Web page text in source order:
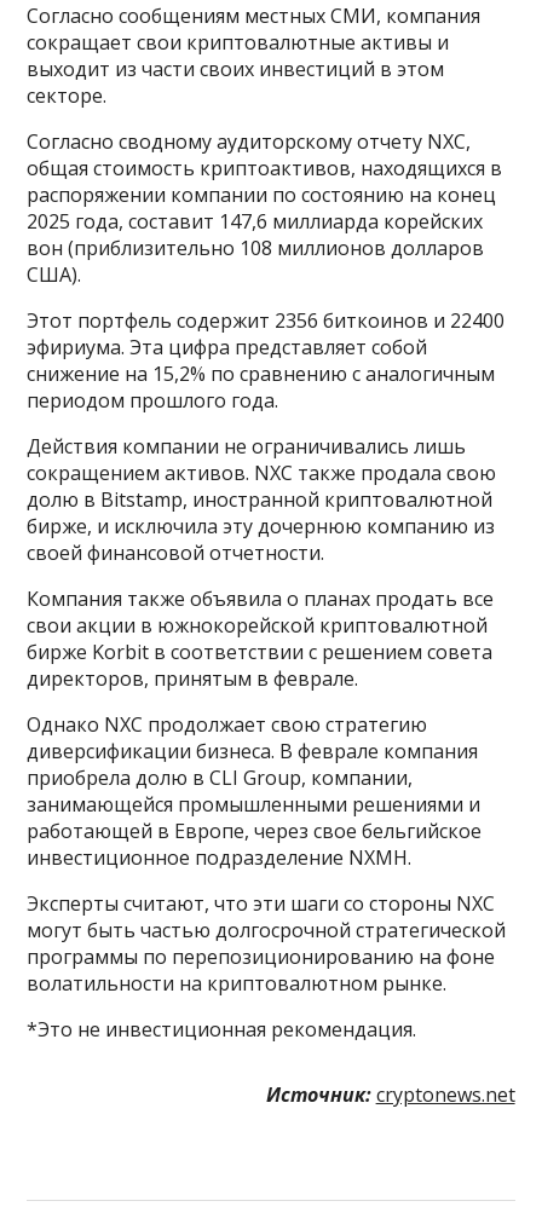
Согласно сообщениям местных СМИ, компания
сокращает свои криптовалютные активы и
выходит из части своих инвестиций в этом
секторе.
Согласно сводному аудиторскому отчету NXC,
общая стоимость криптоактивов, находящихся в
распоряжении компании по состоянию на конец
2025 года, составит 147,6 миллиарда корейских
вон (приблизительно 108 миллионов долларов
США).
Этот портфель содержит 2356 биткоинов и 22400
эфириума. Эта цифра представляет собой
снижение на 15,2% по сравнению с аналогичным
периодом прошлого года.
Действия компании не ограничивались лишь
сокращением активов. NXC также продала свою
долю в Bitstamp, иностранной криптовалютной
бирже, и исключила эту дочернюю компанию из
своей финансовой отчетности.
Компания также объявила о планах продать все
свои акции в южнокорейской криптовалютной
бирже Korbit в соответствии с решением совета
директоров, принятым в феврале.
Однако NXC продолжает свою стратегию
диверсификации бизнеса. В феврале компания
приобрела долю в CLI Group, компании,
занимающейся промышленными решениями и
работающей в Европе, через свое бельгийское
инвестиционное подразделение NXMH.
Эксперты считают, что эти шаги со стороны NXC
могут быть частью долгосрочной стратегической
программы по перепозиционированию на фоне
волатильности на криптовалютном рынке.
*Это не инвестиционная рекомендация.
Источник: cryptonews.net